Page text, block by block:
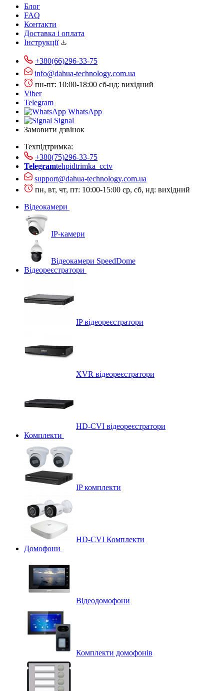
Блог
FAQ
Контакти
Доставка і оплата
Інструкції
+380(66)296-33-75
info@dahua-technology.com.ua
пн-пт: 10:00-18:00 сб-нд: вихідний
Viber
Telegram
WhatsApp
Signal
Замовити дзвінок
Техпідтримка:
+380(75)296-33-75
Telegramtehpidtrimka_cctv
support@dahua-technology.com.ua
пн, вт, чт, пт: 10:00-15:00 ср, сб, нд: вихідний
Відеокамери
IP-камери
Відеокамери SpeedDome
Відеореєстратори
IP відеореєстратори
XVR відеореєстратори
HD-CVI відеореєстратори
Комплекти
IP комплекти
HD-CVI Комплекти
Домофони
Відеодомофони
Комплекти домофонів